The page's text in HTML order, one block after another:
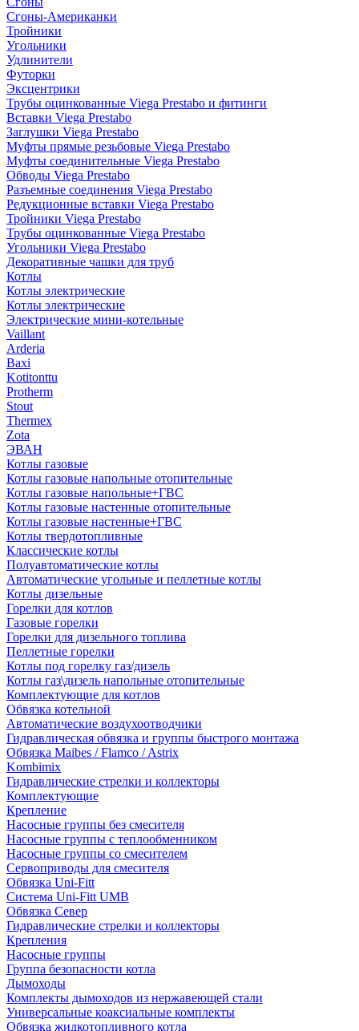
Сгоны-Американки
Тройники
Угольники
Удлинители
Футорки
Эксцентрики
Трубы оцинкованные Viega Prestabo и фитинги
Вставки Viega Prestabo
Заглушки Viega Prestabo
Муфты прямые резьбовые Viega Prestabo
Муфты соединительные Viega Prestabo
Обводы Viega Prestabo
Разъемные соединения Viega Prestabo
Редукционные вставки Viega Prestabo
Тройники Viega Prestabo
Трубы оцинкованные Viega Prestabo
Угольники Viega Prestabo
Декоративные чашки для труб
Котлы
Котлы электрические
Котлы электрические
Электрические мини-котельные
Vaillant
Arderia
Baxi
Kotitonttu
Protherm
Stout
Thermex
Zota
ЭВАН
Котлы газовые
Котлы газовые напольные отопительные
Котлы газовые напольные+ГВС
Котлы газовые настенные отопительные
Котлы газовые настенные+ГВС
Котлы твердотопливные
Классические котлы
Полуавтоматические котлы
Автоматические угольные и пеллетные котлы
Котлы дизельные
Горелки для котлов
Газовые горелки
Горелки для дизельного топлива
Пеллетные горелки
Котлы под горелку газ/дизель
Котлы газ\дизель напольные отопительные
Комплектующие для котлов
Обвязка котельной
Автоматические воздухоотводчики
Гидравлическая обвязка и группы быстрого монтажа
Обвязка Maibes / Flamco / Astrix
Kombimix
Гидравлические стрелки и коллекторы
Комплектующие
Крепление
Насосные группы без смесителя
Насосные группы с теплообменником
Насосные группы со смесителем
Сервоприводы для смесителя
Обвязка Uni-Fitt
Система Uni-Fitt UMB
Обвязка Север
Гидравлические стрелки и коллекторы
Крепления
Насосные группы
Группа безопасности котла
Дымоходы
Комплекты дымоходов из нержавеющей стали
Универсальные коаксиальные комплекты
Обвязка жидкотопливного котла